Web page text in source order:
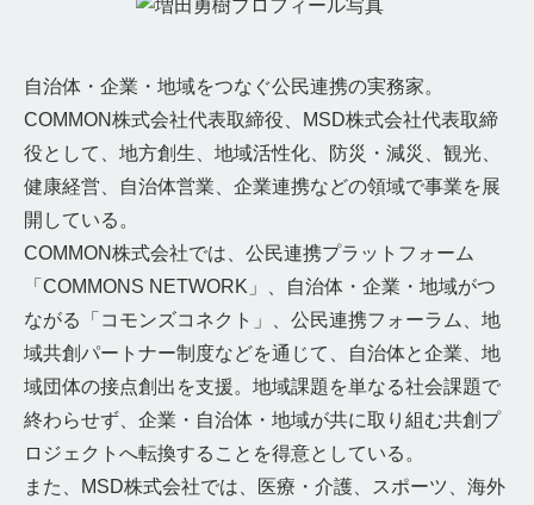
自治体・企業・地域をつなぐ公民連携の実務家。
COMMON株式会社代表取締役、MSD株式会社代表取締
役として、地方創生、地域活性化、防災・減災、観光、
健康経営、自治体営業、企業連携などの領域で事業を展
開している。
COMMON株式会社では、公民連携プラットフォーム
「COMMONS NETWORK」、自治体・企業・地域がつ
ながる「コモンズコネクト」、公民連携フォーラム、地
域共創パートナー制度などを通じて、自治体と企業、地
域団体の接点創出を支援。地域課題を単なる社会課題で
終わらせず、企業・自治体・地域が共に取り組む共創プ
ロジェクトへ転換することを得意としている。
また、MSD株式会社では、医療・介護、スポーツ、海外